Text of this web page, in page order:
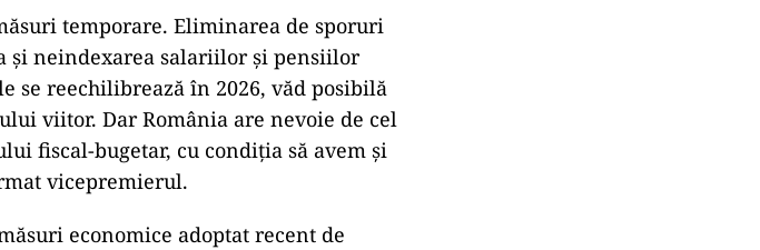
temporare. Eliminarea de sporuri
şi neindexarea salariilor şi pensiilor
se reechilibrează în 2026, văd posibilă
viitor. Dar România are nevoie de cel
fiscal-bugetar, cu condiţia să avem şi
vicepremierul.
economice adoptat recent de